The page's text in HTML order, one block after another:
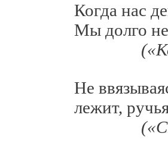
Когда нас
Мы долго не
Не
лежит,